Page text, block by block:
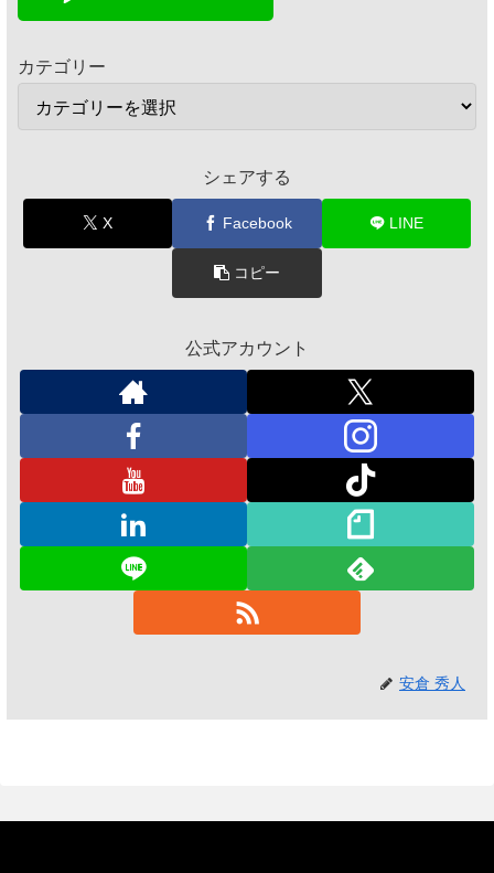
カテゴリー
シェアする
X Facebook LINE
コピー
公式アカウント
安倉 秀人